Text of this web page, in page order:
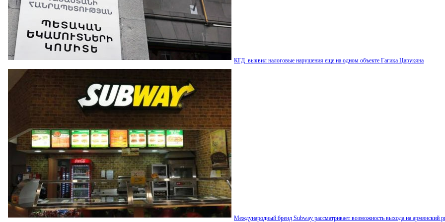
КГД выявил налоговые нарушения еще на одном объекте Гагика Царукяна
Международный бренд Subway рассматривает возможность выхода на армянский